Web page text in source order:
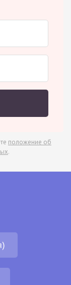
положение об
.